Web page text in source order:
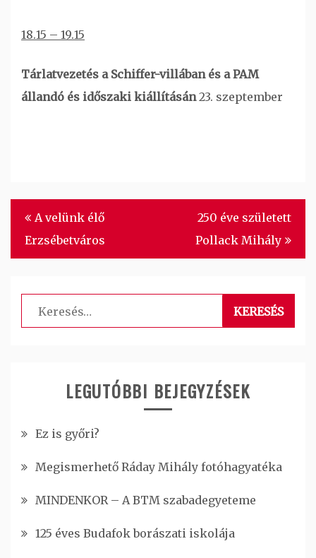
18.15 – 19.15
Tárlatvezetés a Schiffer-villában és a PAM
állandó és időszaki kiállításán23. szeptember
Bejegyzés
navigáció
A velünk élő
Erzsébetváros
250 éve született
Pollack Mihály
Keresés:
LEGUTÓBBI BEJEGYZÉSEK
Ez is győri?
Megismerhető Ráday Mihály fotóhagyatéka
MINDENKOR – A BTM szabadegyeteme
125 éves Budafok borászati iskolája